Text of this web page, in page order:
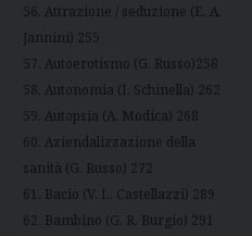
56. Attrazione / seduzione (E. A.
Jannini) 255
57. Autoerotismo (G. Russo)258
58. Autonomia (I. Schinella) 262
59. Autopsia (A. Modica) 268
60. Aziendalizzazione della
sanità (G. Russo) 272
61. Bacio (V. L. Castellazzi) 289
62. Bambino (G. R. Burgio) 291